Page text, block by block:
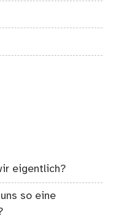
eigentlich?
so eine